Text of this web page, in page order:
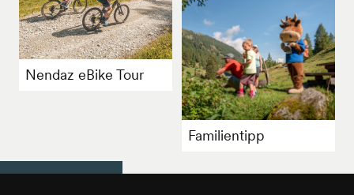
Nendaz eBike Tour
Familientipp